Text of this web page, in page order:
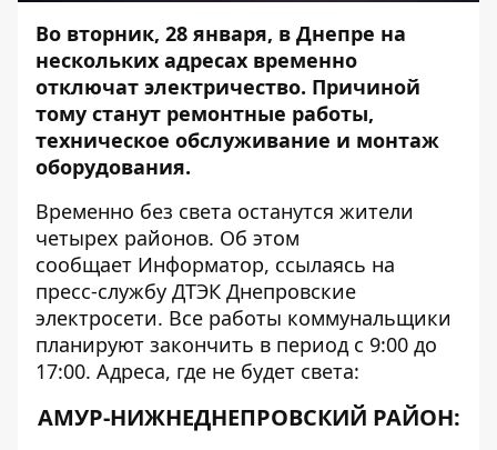
Во вторник, 28 января, в Днепре на
нескольких адресах временно
отключат электричество. Причиной
тому станут ремонтные работы,
техническое обслуживание и монтаж
оборудования.
Временно без света останутся жители
четырех районов. Об этом
сообщает Информатор, ссылаясь на
пресс-службу ДТЭК Днепровские
электросети. Все работы коммунальщики
планируют закончить в период с 9:00 до
17:00. Адреса, где не будет света:
АМУР-НИЖНЕДНЕПРОВСКИЙ РАЙОН: